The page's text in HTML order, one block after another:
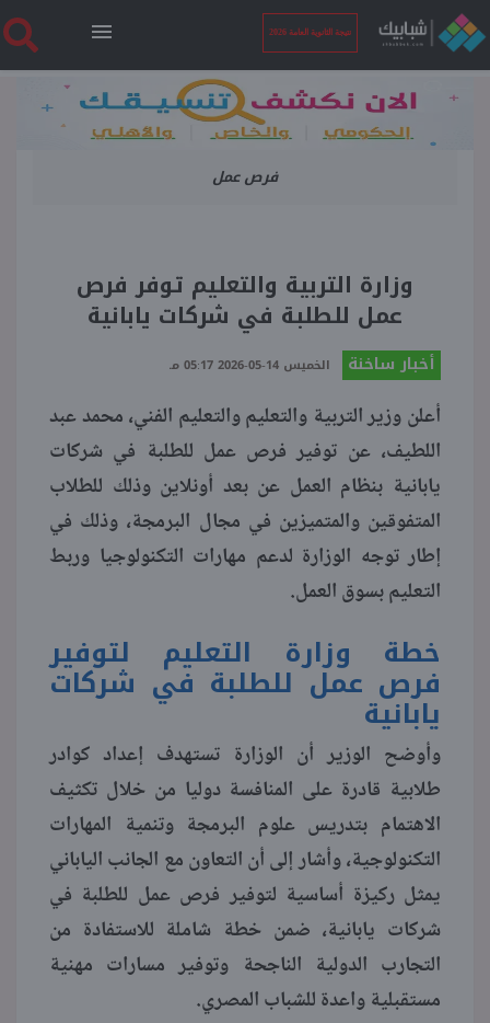
نتيجة الثانوية العامة 2026
الرئيسية
نتيجة الثانوية العامة 2026
فنجان قهوة
ملفات
منوعات
فرص عمل
وزارة التربية والتعليم توفر فرص
عمل للطلبة في شركات يابانية
أخبار ساخنة الخميس 14-05-2026 05:17 مـ
أعلن وزير التربية والتعليم والتعليم الفني، محمد عبد
اللطيف، عن توفير فرص عمل للطلبة في شركات
يابانية بنظام العمل عن بعد أونلاين وذلك للطلاب
المتفوقين والمتميزين في مجال البرمجة، وذلك في
إطار توجه الوزارة لدعم مهارات التكنولوجيا وربط
التعليم بسوق العمل.
خطة وزارة التعليم لتوفير
فرص عمل للطلبة في شركات
يابانية
وأوضح الوزير أن الوزارة تستهدف إعداد كوادر
طلابية قادرة على المنافسة دوليا من خلال تكثيف
الاهتمام بتدريس علوم البرمجة وتنمية المهارات
التكنولوجية، وأشار إلى أن التعاون مع الجانب الياباني
يمثل ركيزة أساسية لتوفير فرص عمل للطلبة في
شركات يابانية، ضمن خطة شاملة للاستفادة من
التجارب الدولية الناجحة وتوفير مسارات مهنية
مستقبلية واعدة للشباب المصري.